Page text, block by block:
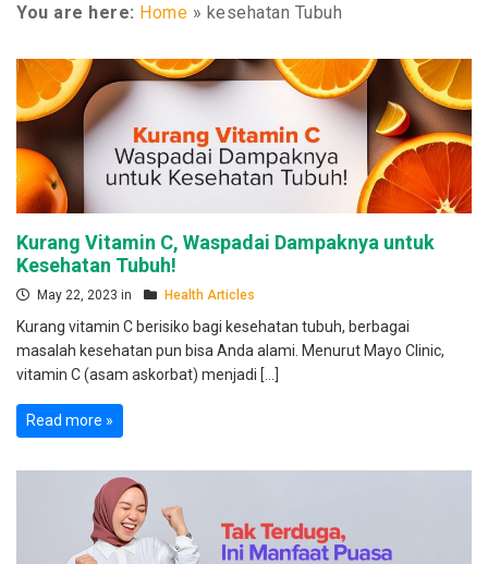
You are here: Home » kesehatan Tubuh
Kurang Vitamin C, Waspadai Dampaknya untuk
Kesehatan Tubuh!
May 22, 2023 in Health Articles
Kurang vitamin C berisiko bagi kesehatan tubuh, berbagai
masalah kesehatan pun bisa Anda alami. Menurut Mayo Clinic,
vitamin C (asam askorbat) menjadi […]
Read more »